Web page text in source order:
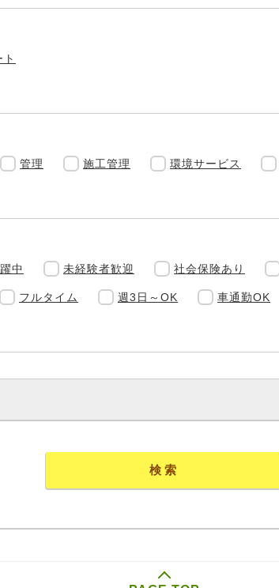
管理 施工管理 環境サービス
中 未経験者歓迎 社会保険あり
フルタイム 週3日～OK 車通勤OK